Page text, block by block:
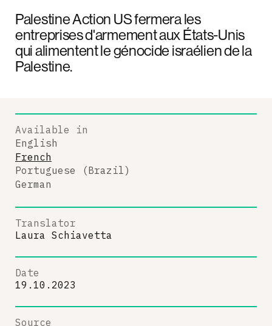
Palestine Action US fermera les
entreprises d'armement aux États-Unis
qui alimentent le génocide israélien de la
Palestine.
Available in
English
French
Portuguese (Brazil)
German
Translator
Laura Schiavetta
Date
19.10.2023
Source